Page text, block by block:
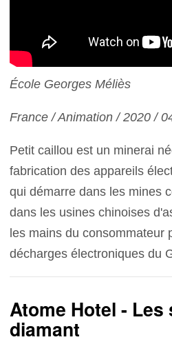
École Georges Méliès
France / Animation / 2020 /
Petit caillou est un minerai
fabrication des appareils
qui démarre dans les mines
dans les usines chinoises
les mains du consommateur
décharges électroniques du
Atome Hotel - Les
diamant